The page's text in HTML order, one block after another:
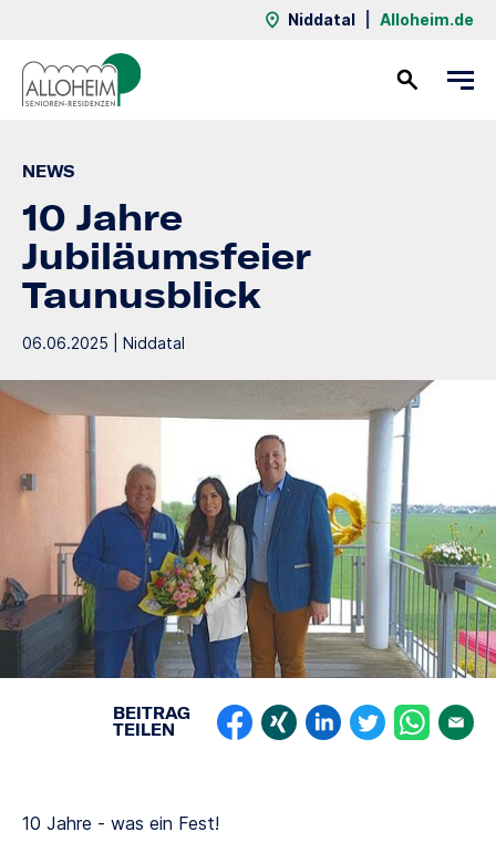
Niddatal Alloheim.de
NEWS
10 Jahre
Jubiläumsfeier
Taunusblick
06.06.2025 | Niddatal
BEITRAG
TEILEN
10 Jahre - was ein Fest!